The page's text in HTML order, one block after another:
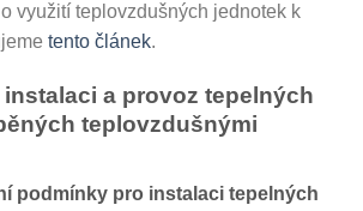
využití teplovzdušných jednotek k
tento článek.
a provoz tepelných
teplovzdušnými
podmínky pro instalaci tepelných